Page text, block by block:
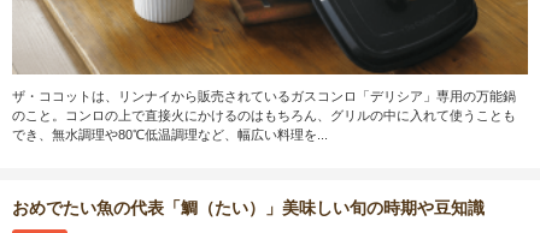
ザ・ココットは、リンナイから販売されているガスコンロ「デリシア」専用の万能鍋
のこと。コンロの上で直接火にかけるのはもちろん、グリルの中に入れて使うことも
でき、無水調理や80℃低温調理など、幅広い料理を...
おめでたい魚の代表「鯛（たい）」美味しい旬の時期や豆知識